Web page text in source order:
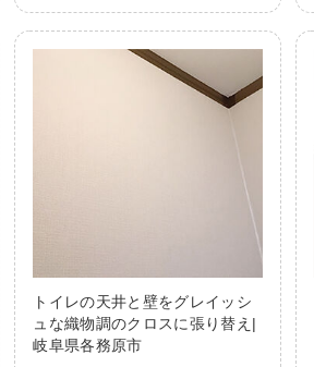
トイレの天井と壁をグレイッシ
ュな織物調のクロスに張り替え|
岐阜県各務原市